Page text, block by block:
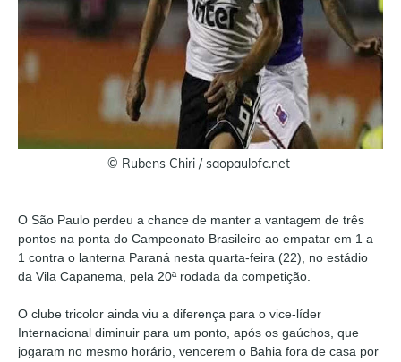
© Rubens Chiri / saopaulofc.net
O São Paulo perdeu a chance de manter a vantagem de três
pontos na ponta do Campeonato Brasileiro ao empatar em 1 a
1 contra o lanterna Paraná nesta quarta-feira (22), no estádio
da Vila Capanema, pela 20ª rodada da competição.
O clube tricolor ainda viu a diferença para o vice-líder
Internacional diminuir para um ponto, após os gaúchos, que
jogaram no mesmo horário, vencerem o Bahia fora de casa por